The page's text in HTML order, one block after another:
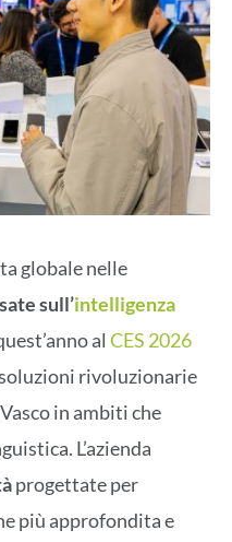
globale nelle
sull’intelligenza
al CES 2026
rivoluzionarie
in ambiti che
L’azienda
progettate per
più approfondita e